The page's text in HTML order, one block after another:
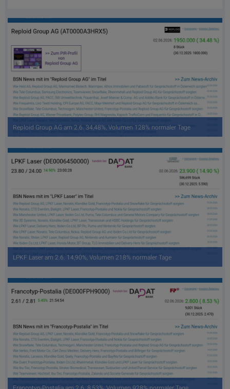
Reploid Group AG am 2.6. 34,48%, Volumen 128% normaler Tage
LPKF Laser am 2.6. 14,90%, Volumen 218% normaler Tage